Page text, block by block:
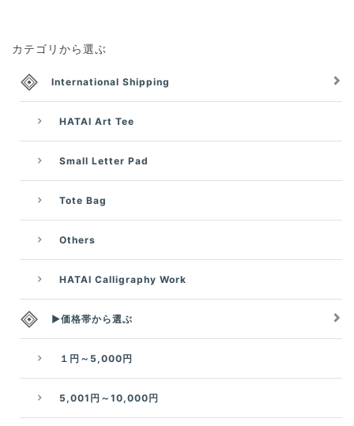
カテゴリから選ぶ
International Shipping
HATAI Art Tee
Small Letter Pad
Tote Bag
Others
HATAI Calligraphy Work
▶価格帯から選ぶ
１円～5,000円
5,001円～10,000円